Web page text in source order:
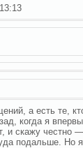
а есть те,
когда я
и скажу честно
подальше. Но